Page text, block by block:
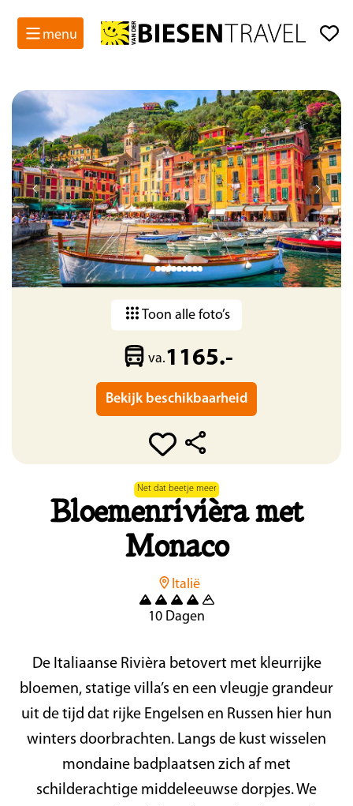
menu
Gegarandeerde data
va.1165.-
Bekijk beschikbaarheid
Toon alle foto’s
Net dat beetje meer
Bloemenrivièra met
Monaco
Italië
10 Dagen
De Italiaanse Rivièra betovert met kleurrijke
bloemen, statige villa’s en een vleugje grandeur
uit de tijd dat rijke Engelsen en Russen hier hun
winters doorbrachten. Langs de kust wisselen
mondaine badplaatsen zich af met
schilderachtige middeleeuwse dorpjes. We